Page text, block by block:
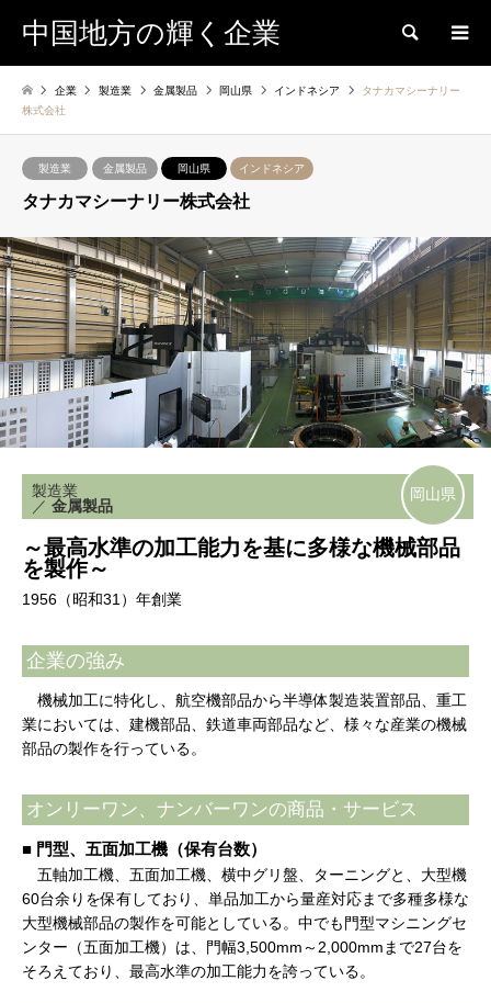
中国地方の輝く企業 検索
企業 製造業 金属製品 岡山県 インドネシア
タナカマシーナリー
株式会社
製造業 金属製品 岡山県 インドネシア
タナカマシーナリー株式会社
製造業
／ 金属製品
岡山県
～最高水準の加工能力を基に多様な機械部品
を製作～
1956（昭和31）年創業
企業の強み
機械加工に特化し、航空機部品から半導体製造装置部品、重工
業においては、建機部品、鉄道車両部品など、様々な産業の機械
部品の製作を行っている。
オンリーワン、ナンバーワンの商品・サービス
■ 門型、五面加工機（保有台数）
五軸加工機、五面加工機、横中グリ盤、ターニングと、大型機
60台余りを保有しており、単品加工から量産対応まで多種多様な
大型機械部品の製作を可能としている。中でも門型マシニングセ
ンター（五面加工機）は、門幅3,500mm～2,000mmまで27台を
そろえており、最高水準の加工能力を誇っている。